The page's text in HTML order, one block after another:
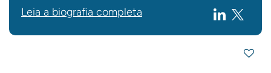
Leia a biografia completa